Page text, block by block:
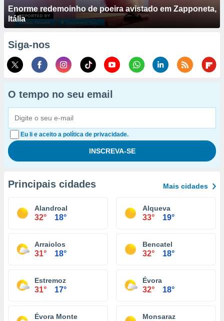
Enorme redemoinho de poeira avistado em Zapponeta,
Itália
Siga-nos
O tempo no seu email
Eu li e aceito a política de privacidade.
Principais cidades Mais cidades
Alandroal
32° 18°
Alqueva
33° 19°
Arraiolos
31° 18°
Bencatel
32° 18°
Estremoz
31° 17°
Évora
32° 18°
Évora Monte Monsaraz